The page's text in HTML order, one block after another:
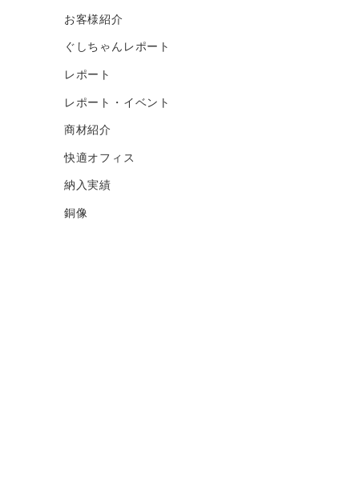
お客様紹介
ぐしちゃんレポート
レポート
レポート・イベント
商材紹介
快適オフィス
納入実績
銅像